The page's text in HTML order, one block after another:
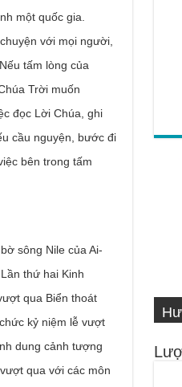
một quốc gia.
với mọi người,
tấm lòng của
Trời muốn
đọc Lời Chúa, ghi
cầu nguyện, bước đi
bên trong tấm
sông Nile của Ai-
thứ hai Kinh
qua Biển thoát
kỷ niệm lễ vượt
dung cảnh tượng
qua với các môn